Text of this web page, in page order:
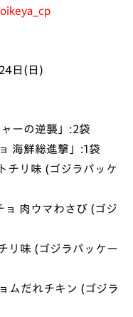
日(日)
ーの逆襲」:2袋
海鮮総進撃」:1袋
チリ味 (ゴジラパッケ
ョ 肉ウマわさび (ゴジ
リ味 (ゴジラパッケー
ムだれチキン (ゴジラ